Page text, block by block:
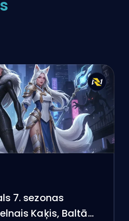
7. sezonas
Kaķis, Baltā